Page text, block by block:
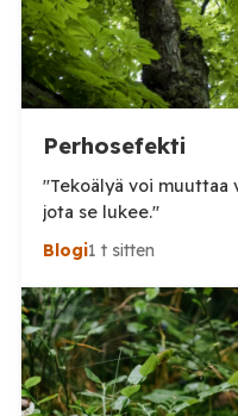
Perhosefekti
"Tekoälyä voi muuttaa
jota se lukee."
Blogi1 t sitten